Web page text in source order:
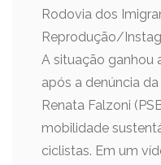
Rodovia dos
Reprodução/
A situação ganhou
após a denúncia
Renata Falzoni
mobilidade
ciclistas. Em um